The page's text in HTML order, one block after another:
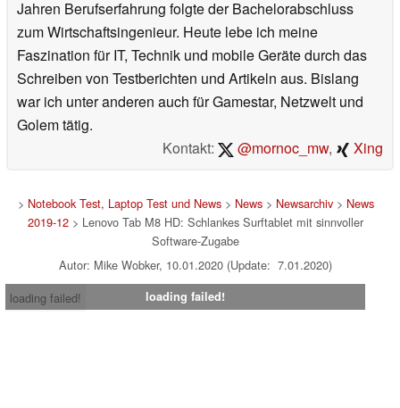
Jahren Berufserfahrung folgte der Bachelorabschluss
zum Wirtschaftsingenieur. Heute lebe ich meine
Faszination für IT, Technik und mobile Geräte durch das
Schreiben von Testberichten und Artikeln aus. Bislang
war ich unter anderen auch für Gamestar, Netzwelt und
Golem tätig.
Kontakt:
@mornoc_mw, Xing
> Notebook Test, Laptop Test und News> News> Newsarchiv> News
2019-12 > Lenovo Tab M8 HD: Schlankes Surftablet mit sinnvoller
Software-Zugabe
Autor: Mike Wobker, 10.01.2020 (Update: 7.01.2020)
loading failed!
loading failed!